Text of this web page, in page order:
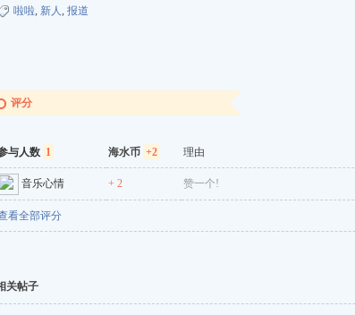
啦啦, 新人, 报道
评分
与人数 1 海水币 +2 理由
音乐心情 + 2 赞一个!
看全部评分
关帖子